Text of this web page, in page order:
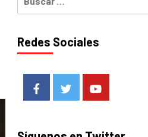
Redes Sociales
FacebookTwitterYoutube